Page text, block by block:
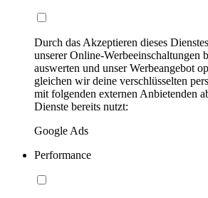
Durch das Akzeptieren dieses
unserer Online-Werbeeinschaltungen
auswerten und unser Werbeangebot
gleichen wir deine verschlüsselten
mit folgenden externen Anbietenden
Dienste bereits nutzt:
Google Ads
Performance